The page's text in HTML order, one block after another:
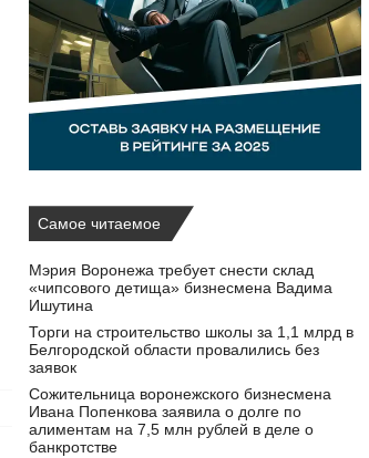
Самое читаемое
Мэрия Воронежа требует снести склад
«чипсового детища» бизнесмена Вадима
Ишутина
Торги на строительство школы за 1,1 млрд в
Белгородской области провалились без
заявок
Сожительница воронежского бизнесмена
Ивана Попенкова заявила о долге по
алиментам на 7,5 млн рублей в деле о
банкротстве